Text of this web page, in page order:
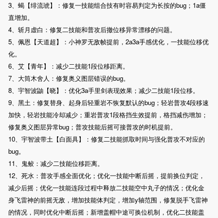
3、蝎【绯流琥】：修复一技能组合技有时容易判定为长按的bug；1a僵
直增加。
4、斩月虚白：修复二技能和普攻后撤位移异常漂移的问题。
5、佩恩【天道超】：小神罗无敌帧提前，2a3a手感优化，一技能位移优
化。
6、艾【青年】：减少二技能1段位移距离。
7、大筒木舍人：修复奥义图层错误的bug。
8、宇智波鼬【晓】：优化3a手里剑表现效果；减少二技能1段位移。
9、黑土：修复替身、起身后轻重岩不恢复默认的bug；轻岩普攻4段移速
加快，轻岩技能冷却减少；重岩普攻1段格挡生效提前，格挡减伤增加；
修复奥义图层异常bug；普攻技能后摇可接普攻的时机提前。
10、宇智波带土【白面具】：修复二技能抓取时间与强化普攻不对应的
bug。
11、鬼鲛：减少二技能位移距离。
12、死水：普攻手感全面优化；优化一技能中断后摇，提前换位判定，
减少后摇；优化一技能连段过程中释放二技能空中丸子的情况；优化金
身飞雷神的前摇无敌，增加技能体判定，增加y轴范围，修复脱手飞雷神
的情况，同时优化中断后摇；新增盖帽中途可换位机制，优化二技能盖